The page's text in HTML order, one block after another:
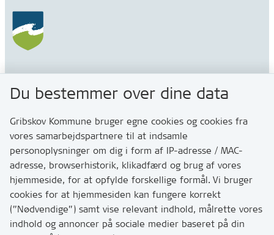
Gribskov Kommune
Rådhusvej 3
3200 Helsinge
Kontakt
Skriv til os via Digital Post
Har du brug for at komme i kontakt med os? Se her
hvordan
Tip os om huller i vejen eller andet
Du bestemmer over dine data
Gribskov Kommune bruger egne cookies og cookies fra
vores samarbejdspartnere til at indsamle
personoplysninger om dig i form af IP-adresse / MAC-
adresse, browserhistorik, klikadfærd og brug af vores
hjemmeside, for at opfylde forskellige formål. Vi bruger
cookies for at hjemmesiden kan fungere korrekt
(”Nødvendige”) samt vise relevant indhold, målrette vores
indhold og annoncer på sociale medier baseret på din